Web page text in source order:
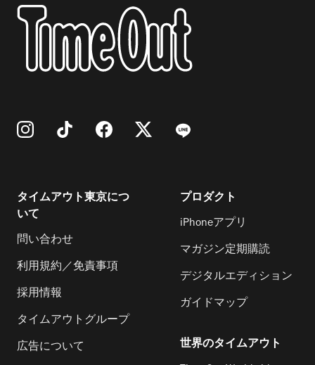
タイムアウト東京につ
いて
問い合わせ
利用規約／免責事項
採用情報
タイムアウトグループ
広告について
プロダクト
iPhoneアプリ
マガジン定期購読
デジタルエディション
ガイドマップ
世界のタイムアウト